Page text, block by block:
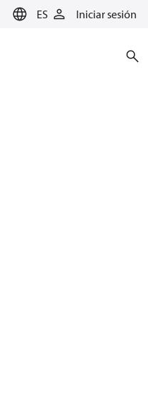
ES Iniciar sesión